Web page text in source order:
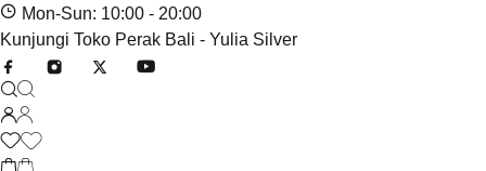
Mon-Sun: 10:00 - 20:00
Kunjungi Toko Perak Bali - Yulia Silver